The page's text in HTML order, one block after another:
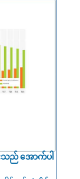
သည် အောက်ပါ